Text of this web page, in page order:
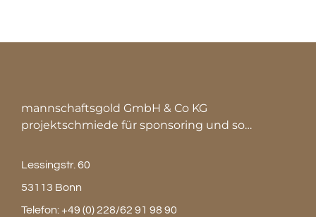
mannschaftsgold GmbH & Co KG
projektschmiede für sponsoring und so…
Lessingstr. 60
53113 Bonn
Telefon:+49 (0) 228/62 91 98 90